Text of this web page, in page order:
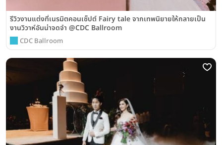
รีวิวงานแต่งที่เนรมิตคอนเซ็ปต์ Fairy tale จากเทพนิยายให้กลายเป็น
งานวิวาห์อันน่าจดจำ @CDC Ballroom
CDC Ballroom